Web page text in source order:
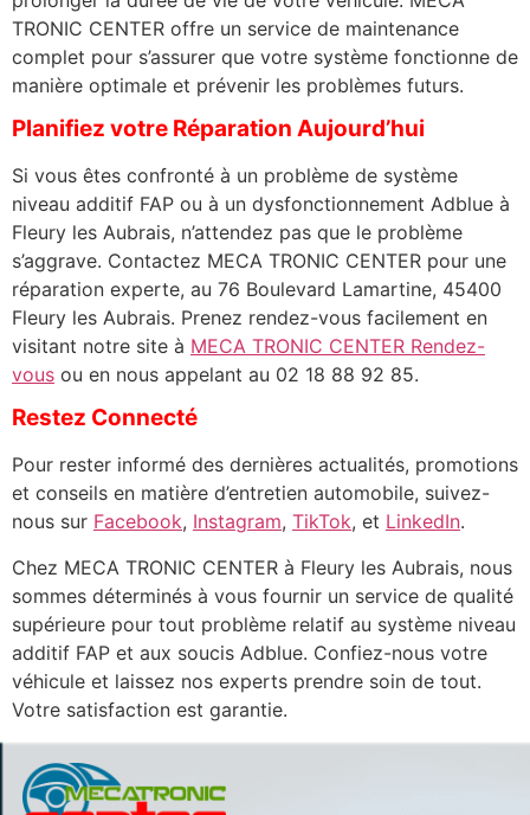
TRONIC CENTER offre un service de maintenance
complet pour s’assurer que votre système fonctionne de
manière optimale et prévenir les problèmes futurs.
Planifiez votre Réparation Aujourd’hui
Si vous êtes confronté à un problème de système
niveau additif FAP ou à un dysfonctionnement Adblue à
Fleury les Aubrais, n’attendez pas que le problème
s’aggrave. Contactez MECA TRONIC CENTER pour une
réparation experte, au 76 Boulevard Lamartine, 45400
Fleury les Aubrais. Prenez rendez-vous facilement en
visitant notre site à MECA TRONIC CENTER Rendez-
vous ou en nous appelant au 02 18 88 92 85.
Restez Connecté
Pour rester informé des dernières actualités, promotions
et conseils en matière d’entretien automobile, suivez-
nous sur Facebook, Instagram, TikTok, et LinkedIn.
Chez MECA TRONIC CENTER à Fleury les Aubrais, nous
sommes déterminés à vous fournir un service de qualité
supérieure pour tout problème relatif au système niveau
additif FAP et aux soucis Adblue. Confiez-nous votre
véhicule et laissez nos experts prendre soin de tout.
Votre satisfaction est garantie.